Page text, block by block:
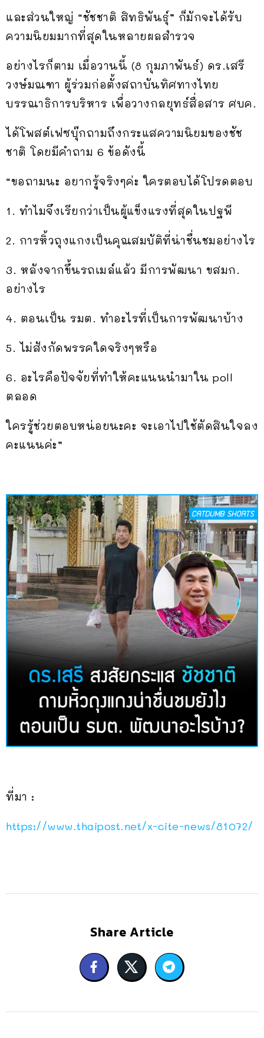
และส่วนใหญ่ “ชัชชาติ สิทธิพันธุ์” ก็มักจะได้รับ
ความนิยมมากที่สุดในหลายผลสำรวจ
อย่างไรก็ตาม เมื่อวานนี้ (8 กุมภาพันธ์) ดร.เสรี
วงษ์มณฑา ผู้ร่วมก่อตั้งสถาบันทิศทางไทย
บรรณาธิการบริหาร เพื่อวางกลยุทธ์สื่อสาร ศบค.
ได้โพสต์เฟซบุ๊กถามถึงกระแสความนิยมของชัช
ชาติ โดยมีคำถาม 6 ข้อดังนี้
“ขอถามนะ อยากรู้จริงๆค่ะ ใครตอบได้โปรดตอบ
1. ทำไมจึงเรียกว่าเป็นผู้แข็งแรงที่สุดในปฐพี
2. การหิ้วถุงแกงเป็นคุณสมบัติที่น่าชื่นชมอย่างไร
3. หลังจากขึ้นรถเมล์แล้ว มีการพัฒนา ขสมก.
อย่างไร
4. ตอนเป็น รมต. ทำอะไรที่เป็นการพัฒนาบ้าง
5. ไม่สังกัดพรรคใดจริงๆหรือ
6. อะไรคือปัจจัยที่ทำให้คะแนนนำมาใน poll
ตลอด
ใครรู้ช่วยตอบหน่อยนะคะ จะเอาไปใช้ตัดสินใจลง
คะแนนค่ะ”
ที่มา :
https://www.thaipost.net/x-cite-news/81072/
Share Article